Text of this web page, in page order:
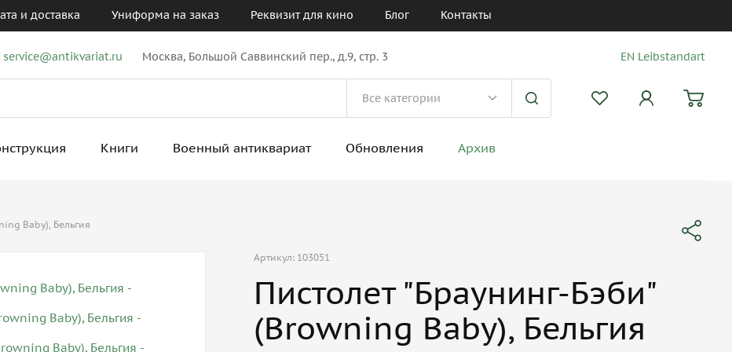
и доставка Униформа на заказ Реквизит для кино Блог Контакты
service@antikvariat.ru Москва, Большой Саввинский пер., д.9, стр. 3 EN Leibstandart
Книги Военный антиквариат Обновления Архив
Baby), Бельгия
Артикул: 103051
Пистолет "Браунинг-Бэби"
(Browning Baby), Бельгия